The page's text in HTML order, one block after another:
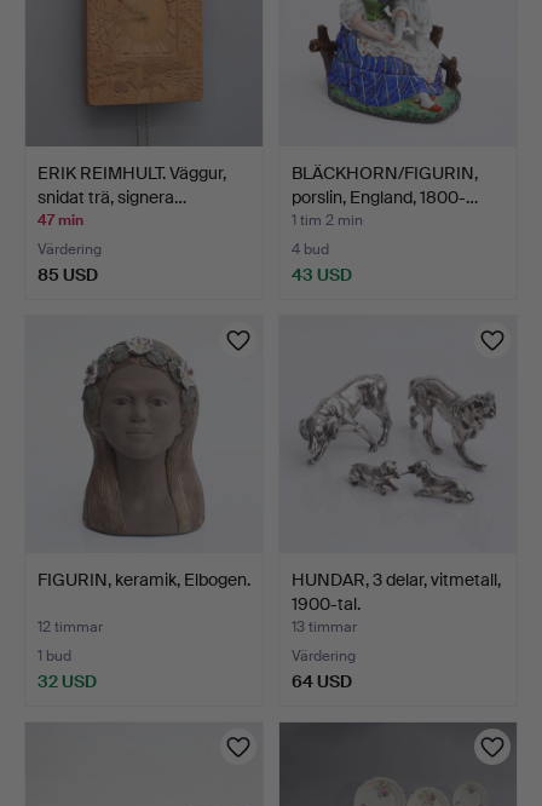
ERIK REIMHULT. Väggur,
snidat trä, signera…
47 min
Värdering
85 USD
BLÄCKHORN/FIGURIN,
porslin, England, 1800-…
1 tim 2 min
4 bud
43 USD
FIGURIN, keramik, Elbogen.
12 timmar
1 bud
32 USD
HUNDAR, 3 delar, vitmetall,
1900-tal.
13 timmar
Värdering
64 USD